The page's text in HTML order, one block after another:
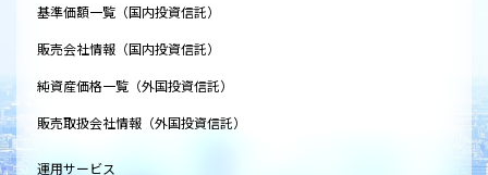
基準価額一覧（国内投資信託）
販売会社情報（国内投資信託）
純資産価格一覧（外国投資信託）
販売取扱会社情報（外国投資信託）
運用サービス